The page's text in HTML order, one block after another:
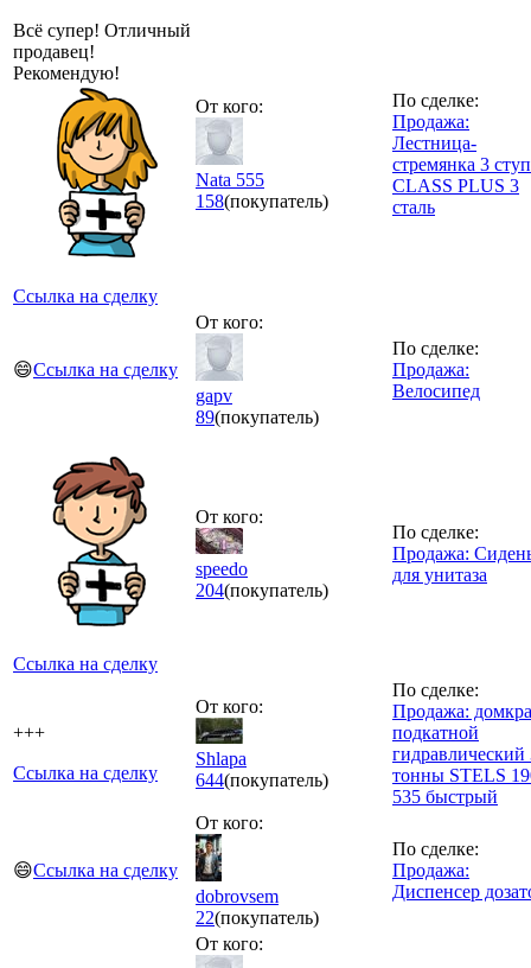
Всё супер! Отличный
продавец!
Рекомендую!
Ссылка на сделку
От кого:
Nata 555
158(покупатель)
По сделке:
Продажа:
Лестница-
стремянка 3
CLASS PLUS 3
сталь
😄Ссылка на сделку
От кого:
gapv
89(покупатель)
По сделке:
Продажа:
Велосипед
Ссылка на сделку
От кого:
speedo
204(покупатель)
По сделке:
Продажа:
для унитаза
+++
Ссылка на сделку
От кого:
Shlapa
644(покупатель)
По сделке:
Продажа:
подкатной
гидравлический
тонны STELS
535 быстрый
😄Ссылка на сделку
От кого:
dobrovsem
22(покупатель)
По сделке:
Продажа:
Диспенсер
От кого: